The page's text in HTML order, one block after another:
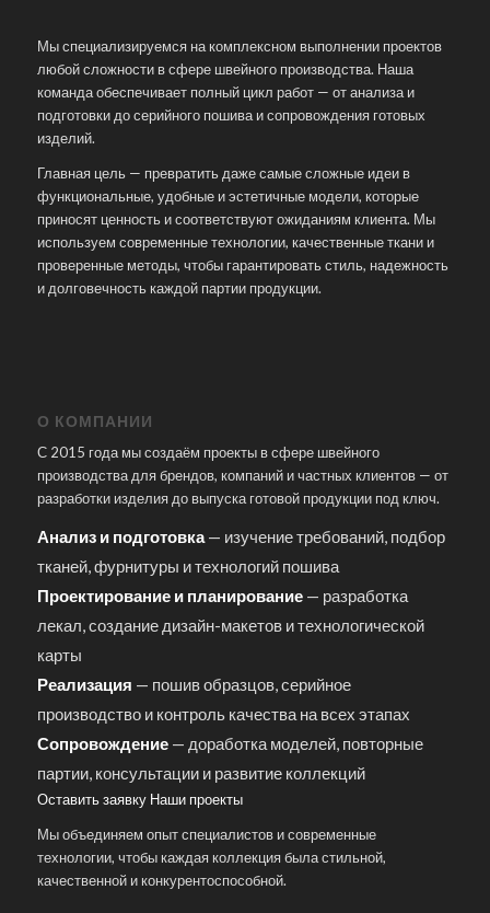
Мы специализируемся на комплексном выполнении проектов
любой сложности в сфере швейного производства. Наша
команда обеспечивает полный цикл работ — от анализа и
подготовки до серийного пошива и сопровождения готовых
изделий.
Главная цель — превратить даже самые сложные идеи в
функциональные, удобные и эстетичные модели, которые
приносят ценность и соответствуют ожиданиям клиента. Мы
используем современные технологии, качественные ткани и
проверенные методы, чтобы гарантировать стиль, надежность
и долговечность каждой партии продукции.
О КОМПАНИИ
С 2015 года мы создаём проекты в сфере швейного
производства для брендов, компаний и частных клиентов — от
разработки изделия до выпуска готовой продукции под ключ.
Анализ и подготовка— изучение требований, подбор
тканей, фурнитуры и технологий пошива
Проектирование и планирование— разработка
лекал, создание дизайн-макетов и технологической
карты
Реализация — пошив образцов, серийное
производство и контроль качества на всех этапах
Сопровождение— доработка моделей, повторные
партии, консультации и развитие коллекций
Оставить заявку Наши проекты
Мы объединяем опыт специалистов и современные
технологии, чтобы каждая коллекция была стильной,
качественной и конкурентоспособной.